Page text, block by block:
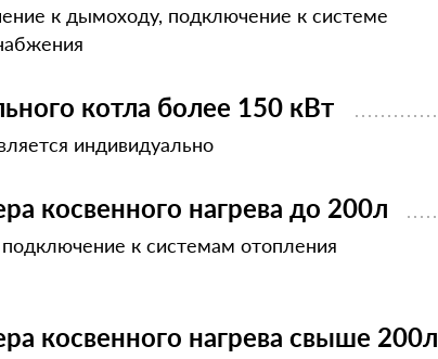
к дымоходу, подключение к системе
котла более 150 кВт
индивидуально
косвенного нагрева до 200л
подключение к системам отопления
косвенного нагрева свыше 200л